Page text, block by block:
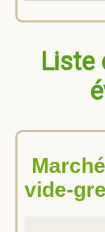
Liste
Marché aux fleurs et
vide-